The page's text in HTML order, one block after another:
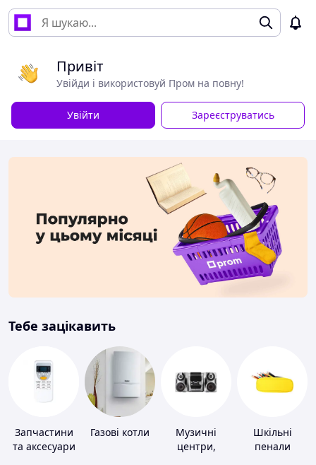
Привіт
Увійди і використовуй Пром на повну!
Увійти Зареєструватись
Тебе зацікавить
Запчастини
та аксесуари
Газові котли
Музичні
центри,
Шкільні
пенали